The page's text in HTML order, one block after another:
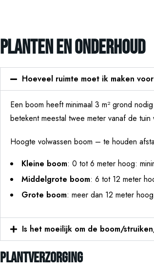
Planten en onderhoud
Hoeveel ruimte moet ik maken
Een boom heeft minimaal 3 m² grond
betekent meestal twee meter vanaf de
Hoogte volwassen boom – te houden
Kleine boom: 0 tot 6 meter hoog:
Middelgrote boom: 6 tot 12 meter
Grote boom: meer dan 12 meter
Is het moeilijk om de boom/
Plantverzorging